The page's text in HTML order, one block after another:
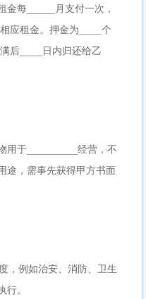
金每_____月支付一次，
应租金。押金为____个
后____日内归还给乙
用于_________经营，不
途，需事先获得甲方书面
，例如治安、消防、卫生
。